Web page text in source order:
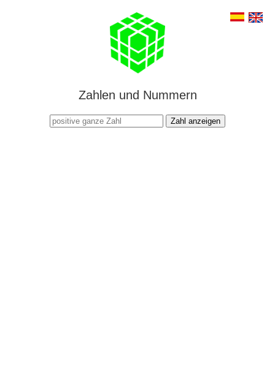
Zahlen und Nummern
Zahl anzeigen